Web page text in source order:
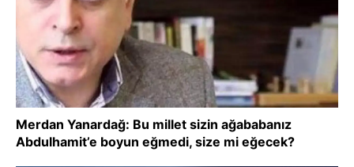
Merdan Yanardağ: Bu millet sizin ağababanız
Abdulhamit’e boyun eğmedi, size mi eğecek?